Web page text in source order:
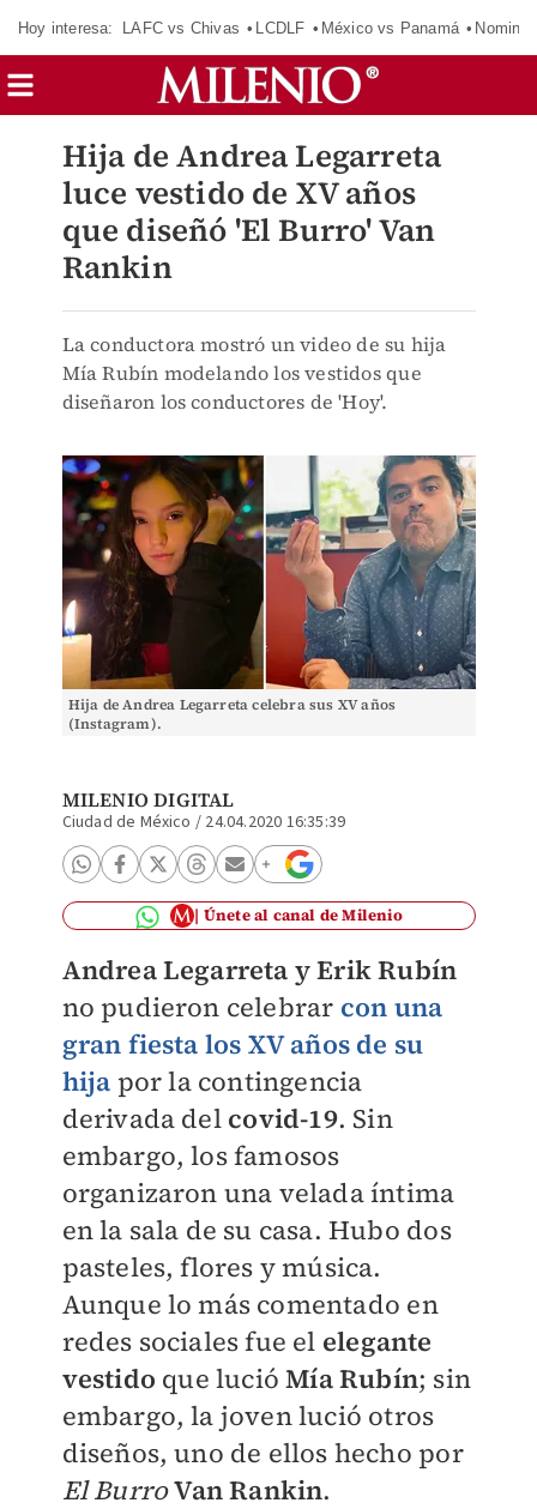
Hoy interesa: LAFC vs Chivas LCDLF México vs Panamá
Hija de Andrea Legarreta
luce vestido de XV años
que diseñó 'El Burro' Van
Rankin
La conductora mostró un video de su hija
Mía Rubín modelando los vestidos que
diseñaron los conductores de 'Hoy'.
Hija de Andrea Legarreta celebra sus XV años
(Instagram).
MILENIO DIGITAL
Ciudad de México / 24.04.2020 16:35:39
Únete al canal de Milenio
Andrea Legarreta y Erik Rubín
no pudieron celebrar con una
gran fiesta los XV años de su
hija por la contingencia
derivada delcovid-19. Sin
embargo, los famosos
organizaron una velada íntima
en la sala de su casa. Hubo dos
pasteles, flores y música.
Aunque lo más comentado en
redes sociales fue el elegante
vestido que lucióMía Rubín; sin
embargo, la joven lució otros
diseños, uno de ellos hecho por
El BurroVan Rankin.